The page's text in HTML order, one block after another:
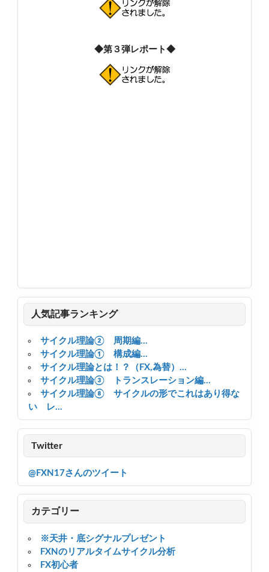
◆第３弾レポート◆
人気記事ランキング
サイクル理論② 周期編...
サイクル理論① 構成編...
サイクル理論とは！？（FX,為替）...
サイクル理論③ トランスレーション編...
サイクル理論⑧ サイクルの形でこれはあり得な
い レ...
Twitter
@FXN17さんのツイート
カテゴリー
※天井・底シグナルプレゼント
FXNのリアルタイムサイクル分析
FX初心者